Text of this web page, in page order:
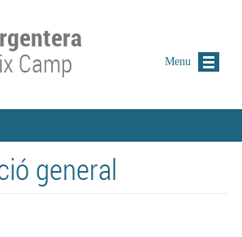
Camp
general
Menu